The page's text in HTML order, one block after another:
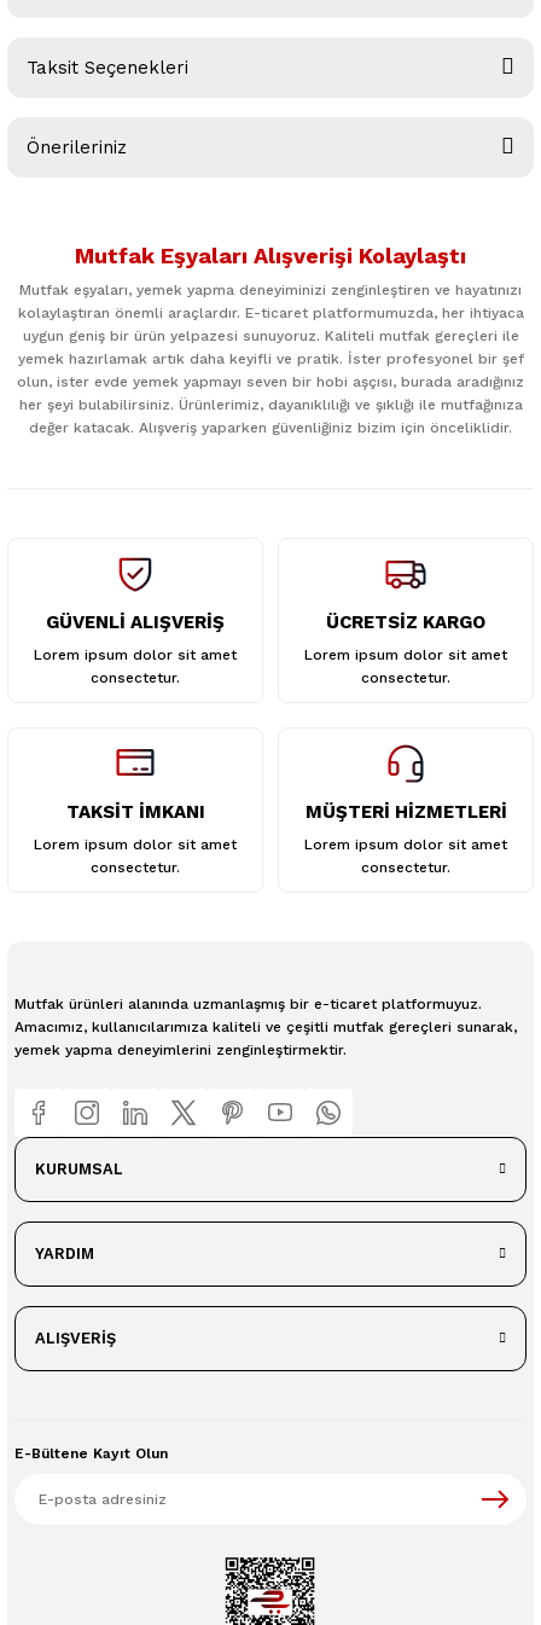
Taksit Seçenekleri
Önerileriniz
kullanarak tarafımıza iletebilirsiniz.
Ürün resmi kalitesiz, bozuk veya görüntülenemiyor.
Ürün bilgilerinde hatalar bulunuyor.
Ürün fiyatı diğer sitelerden daha pahalı.
Mutfak Eşyaları Alışverişi Kolaylaştı
Mutfak eşyaları, yemek yapma deneyiminizi zenginleştiren ve hayatınızı
kolaylaştıran önemli araçlardır. E-ticaret platformumuzda, her ihtiyaca
uygun geniş bir ürün yelpazesi sunuyoruz. Kaliteli mutfak gereçleri ile
yemek hazırlamak artık daha keyifli ve pratik. İster profesyonel bir şef
olun, ister evde yemek yapmayı seven bir hobi aşçısı, burada aradığınız
her şeyi bulabilirsiniz. Ürünlerimiz, dayanıklılığı ve şıklığı ile mutfağınıza
değer katacak. Alışveriş yaparken güvenliğiniz bizim için önceliklidir.
GÜVENLİ ALIŞVERİŞ
Lorem ipsum dolor sit amet
consectetur.
ÜCRETSİZ KARGO
Lorem ipsum dolor sit amet
consectetur.
TAKSİT İMKANI
Lorem ipsum dolor sit amet
consectetur.
MÜŞTERİ HİZMETLERİ
Lorem ipsum dolor sit amet
consectetur.
Mutfak ürünleri alanında uzmanlaşmış bir e-ticaret platformuyuz.
Amacımız, kullanıcılarımıza kaliteli ve çeşitli mutfak gereçleri sunarak,
yemek yapma deneyimlerini zenginleştirmektir.
KURUMSAL
YARDIM
ALIŞVERİŞ
E-Bültene Kayıt Olun